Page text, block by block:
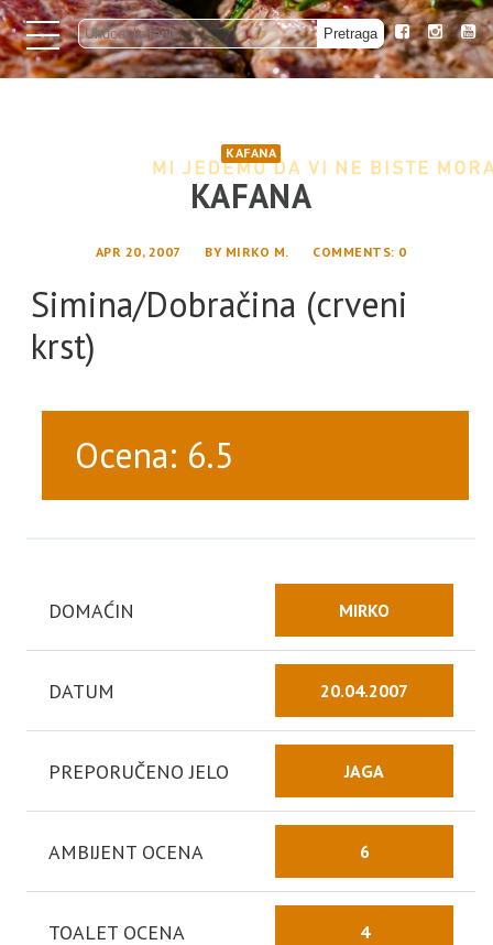
KAFANA
KAFANA
APR 20, 2007 BY MIRKO M. COMMENTS: 0
Simina/Dobračina (crveni
krst)
Ocena: 6.5
DOMAĆIN MIRKO
DATUM 20.04.2007
PREPORUČENO JELO JAGA
AMBIJENT OCENA 6
TOALET OCENA 4